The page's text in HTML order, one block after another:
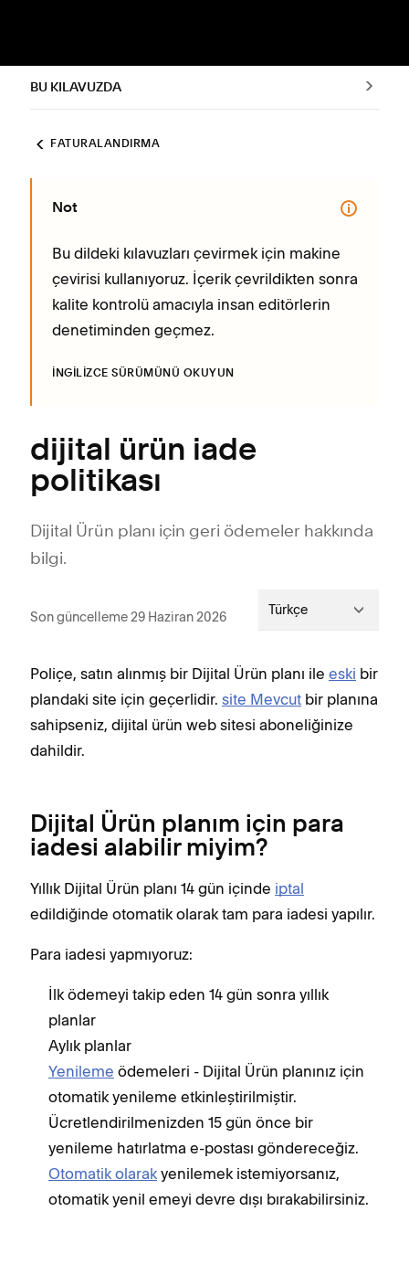
BU KILAVUZDA
FATURALANDIRMA
Not
Bu dildeki kılavuzları çevirmek için makine
çevirisi kullanıyoruz. İçerik çevrildikten sonra
kalite kontrolü amacıyla insan editörlerin
denetiminden geçmez.
İNGILIZCE SÜRÜMÜNÜ OKUYUN
dijital ürün iade
politikası
Dijital Ürün planı için geri ödemeler hakkında
bilgi.
Son güncelleme 29 Haziran 2026 Türkçe
Poliçe, satın alınmış bir Dijital Ürün planı ile eski bir
plandaki site için geçerlidir. site Mevcut bir planına
sahipseniz, dijital ürün web sitesi aboneliğinize
dahildir.
Dijital Ürün planım için para
iadesi alabilir miyim?
Yıllık Dijital Ürün planı 14 gün içinde iptal
edildiğinde otomatik olarak tam para iadesi yapılır.
Para iadesi yapmıyoruz:
İlk ödemeyi takip eden 14 gün sonra yıllık
planlar
Aylık planlar
Yenileme ödemeleri - Dijital Ürün planınız için
otomatik yenileme etkinleştirilmiştir.
Ücretlendirilmenizden 15 gün önce bir
yenileme hatırlatma e-postası göndereceğiz.
Otomatik olarak yenilemek istemiyorsanız,
otomatik yenil emeyi devre dışı bırakabilirsiniz.